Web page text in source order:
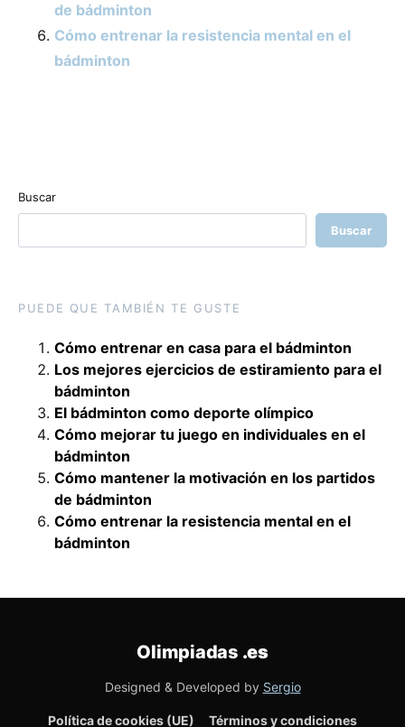
de bádminton
Cómo entrenar la resistencia mental en el
bádminton
Buscar
Buscar
PUEDE QUE TAMBIÉN TE GUSTE
Cómo entrenar en casa para el bádminton
Los mejores ejercicios de estiramiento para el
bádminton
El bádminton como deporte olímpico
Cómo mejorar tu juego en individuales en el
bádminton
Cómo mantener la motivación en los partidos
de bádminton
Cómo entrenar la resistencia mental en el
bádminton
Política de cookies (UE) Términos y condiciones
Olimpiadas .es
Designed & Developed by Sergio